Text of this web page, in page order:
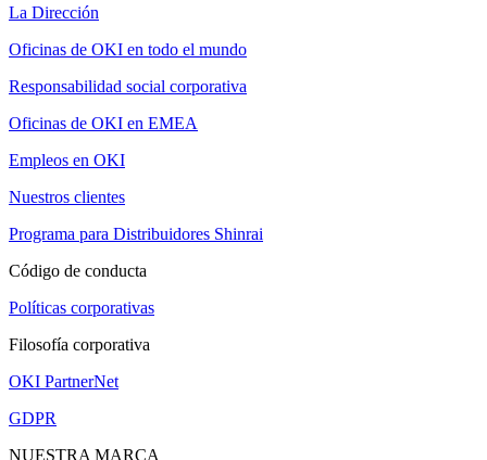
La Dirección
Oficinas de OKI en todo el mundo
Responsabilidad social corporativa
Oficinas de OKI en EMEA
Empleos en OKI
Nuestros clientes
Programa para Distribuidores Shinrai
Código de conducta
Políticas corporativas
Filosofía corporativa
OKI PartnerNet
GDPR
NUESTRA MARCA